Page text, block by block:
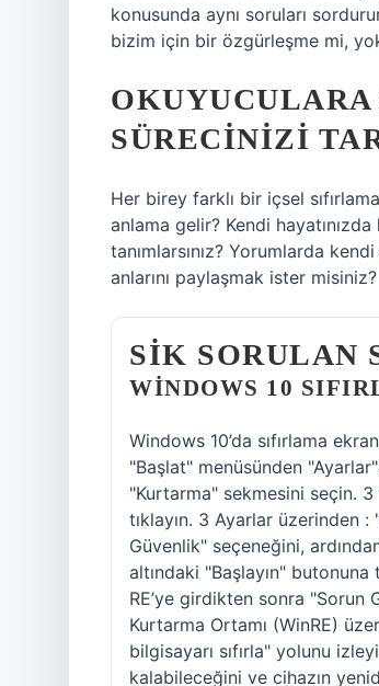
konusunda aynı soruları
bizim için bir özgürleşme mi,
SÜRECINIZI
Her birey farklı bir içsel
anlama gelir? Kendi
tanımlarsınız? Yorumlarda kendi
anlarını paylaşmak ister misiniz?
SIK SORULAN
WINDOWS 10
Windows 10’da sıfırlama
"Başlat" menüsünden
"Kurtarma" sekmesini seçin. 3
tıklayın. 3 Ayarlar üzerinden
Güvenlik" seçeneğini,
altındaki "Başlayın"
RE’ye girdikten sonra "Sorun
Kurtarma Ortamı (WinRE)
bilgisayarı sıfırla" yolunu
kalabileceğini ve cihazın